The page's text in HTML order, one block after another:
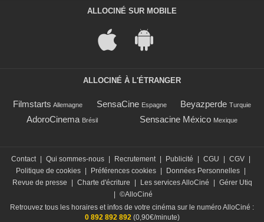
ALLOCINÉ SUR MOBILE
ALLOCINÉ À L'ÉTRANGER
Filmstarts Allemagne SensaCine Espagne Beyazperde Turquie
AdoroCinema Brésil Sensacine México Mexique
Contact Qui sommes-nous Recrutement Publicité CGU CGV
Politique de cookies
Préférences cookies Données Personnelles
Revue de presse
Charte d'écriture Les services AlloCiné
Gérer Utiq
©AlloCiné
Retrouvez tous les horaires et infos de votre cinéma sur le numéro AlloCiné :
0 892 892 892(0,90€/minute)